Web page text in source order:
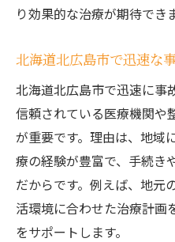
むちうちや腰痛に悩
交通事故後の腰痛
事故治療のリハ
法
症状別にみる事
事故治療で注意
ト
整骨院と病院を併用
り効果的な治療が期待でき
北海道北広島市で迅速な
北海道北広島市で迅速に事
信頼されている医療機関や
が重要です。理由は、地域
療の経験が豊富で、手続き
だからです。例えば、地元
活環境に合わせた治療計画
をサポートします。